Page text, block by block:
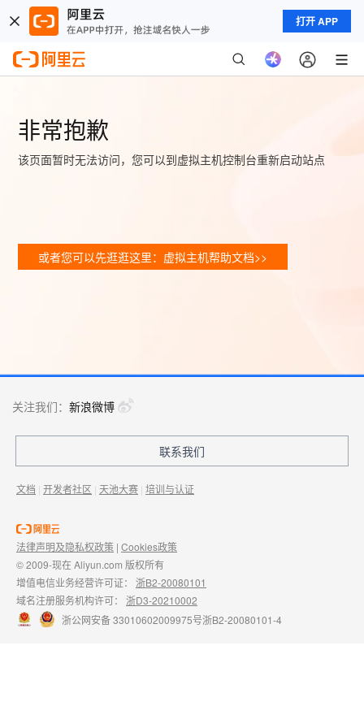
打开 APP
非常抱歉
该页面暂时无法访问，您可以到虚拟主机控制台重新启动站点
或者您可以先逛逛这里：虚拟主机帮助文档>>